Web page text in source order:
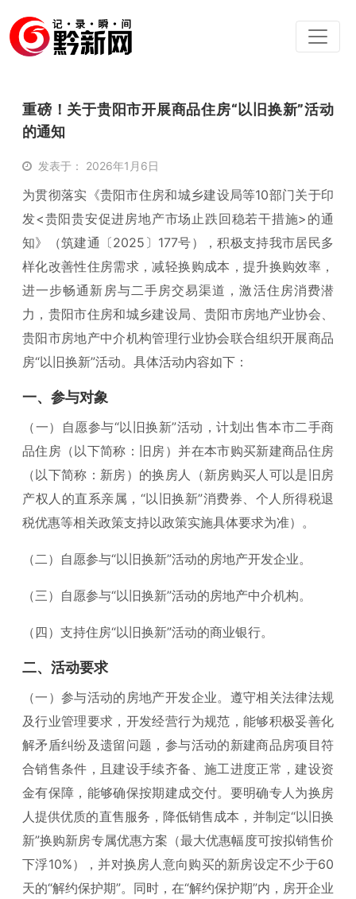
重磅！关于贵阳市开展商品住房“以旧换新”活动
的通知
发表于： 2026年1月6日
为贯彻落实《贵阳市住房和城乡建设局等10部门关于印
发<贵阳贵安促进房地产市场止跌回稳若干措施>的通
知》（筑建通〔2025〕177号），积极支持我市居民多
样化改善性住房需求，减轻换购成本，提升换购效率，
进一步畅通新房与二手房交易渠道，激活住房消费潜
力，贵阳市住房和城乡建设局、贵阳市房地产业协会、
贵阳市房地产中介机构管理行业协会联合组织开展商品
房“以旧换新”活动。具体活动内容如下：
一、参与对象
（一）自愿参与“以旧换新”活动，计划出售本市二手商
品住房（以下简称：旧房）并在本市购买新建商品住房
（以下简称：新房）的换房人（新房购买人可以是旧房
产权人的直系亲属，“以旧换新”消费券、个人所得税退
税优惠等相关政策支持以政策实施具体要求为准）。
（二）自愿参与“以旧换新”活动的房地产开发企业。
（三）自愿参与“以旧换新”活动的房地产中介机构。
（四）支持住房“以旧换新”活动的商业银行。
二、活动要求
（一）参与活动的房地产开发企业。遵守相关法律法规
及行业管理要求，开发经营行为规范，能够积极妥善化
解矛盾纠纷及遗留问题，参与活动的新建商品房项目符
合销售条件，且建设手续齐备、施工进度正常，建设资
金有保障，能够确保按期建成交付。要明确专人为换房
人提供优质的直售服务，降低销售成本，并制定“以旧换
新”换购新房专属优惠方案（最大优惠幅度可按拟销售价
下浮10%），并对换房人意向购买的新房设定不少于60
天的“解约保护期”。同时，在“解约保护期”内，房开企业